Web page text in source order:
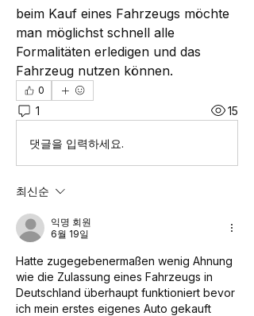
beim Kauf eines Fahrzeugs möchte
man möglichst schnell alle
Formalitäten erledigen und das
Fahrzeug nutzen können.
0
1 15
댓글을 입력하세요.
최신순
익명 회원
6월 19일
Hatte zugegebenermaßen wenig Ahnung
wie die Zulassung eines Fahrzeugs in
Deutschland überhaupt funktioniert bevor
ich mein erstes eigenes Auto gekauft